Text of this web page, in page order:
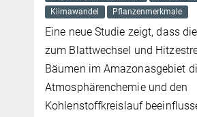
Klimawandel
Pflanzenmerkmale
Eine neue Studie zeigt, dass
zum Blattwechsel und
Bäumen im Amazonasgebiet
Atmosphärenchemie und den
Kohlenstoffkreislauf